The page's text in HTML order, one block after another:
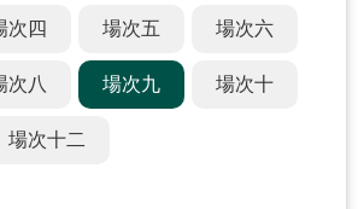
次四 場次五 場次六
次八 場次九 場次十
場次十二